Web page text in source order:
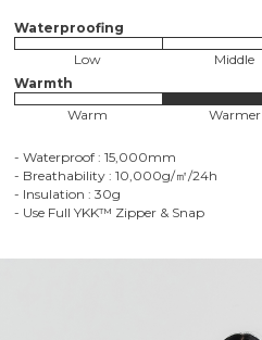
Waterproofing
Low
Middle
Warmth
Warm
Warmer
- Waterproof : 15,000mm
- Breathability : 10,000g/㎡/24h
- Insulation : 30g
- Use Full YKK™ Zipper & Snap